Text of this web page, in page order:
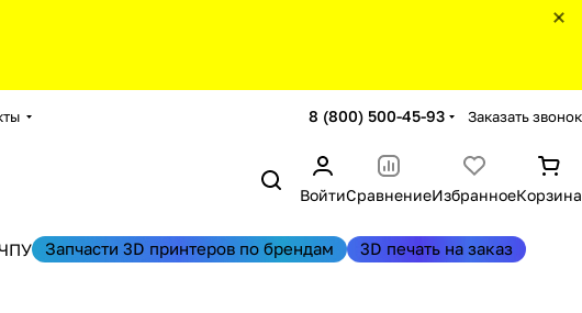
8 (800) 500-45-93 Заказать звонок
ВойтиСравнениеИзбранноеКорзина
Запчасти 3D принтеров по брендам 3D печать на заказ